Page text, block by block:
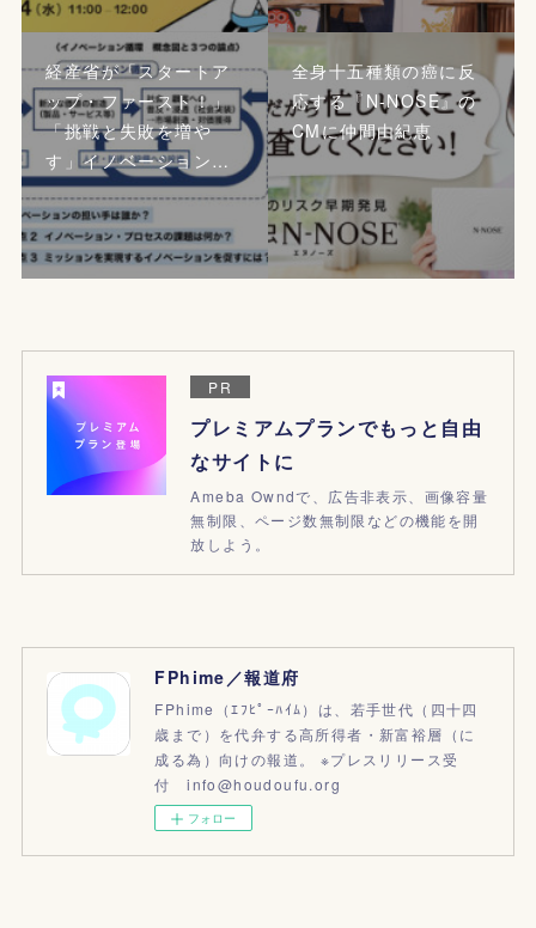
経産省が「スタートア
ップ・ファースト！」
「挑戦と失敗を増や
す」イノベーション…
全身十五種類の癌に反
応する『N-NOSE』の
CMに仲間由紀恵
PR
プレミアムプランでもっと自由
なサイトに
Ameba Owndで、広告非表示、画像容量
無制限、ページ数無制限などの機能を開
放しよう。
FPhime／報道府
FPhime（ｴﾌﾋﾟｰﾊｲﾑ）は、若手世代（四十四
歳まで）を代弁する高所得者・新富裕層（に
成る為）向けの報道。 ※プレスリリース受
付 info@houdoufu.org
フォロー